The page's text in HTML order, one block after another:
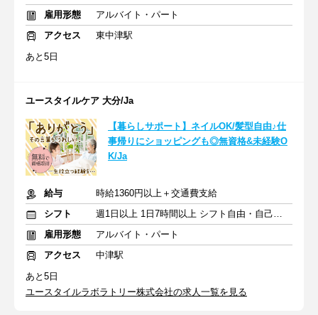
雇用形態
アルバイト・パート
アクセス
東中津駅
あと5日
ユースタイルケア 大分/Ja
【暮らしサポート】ネイルOK/髪型自由♪仕
事帰りにショッピングも◎無資格&未経験O
K/Ja
給与
時給1360円以上＋交通費支給
シフト
週1日以上 1日7時間以上 シフト自由・自己申告
雇用形態
アルバイト・パート
アクセス
中津駅
あと5日
ユースタイルラボラトリー株式会社の求人一覧を見る